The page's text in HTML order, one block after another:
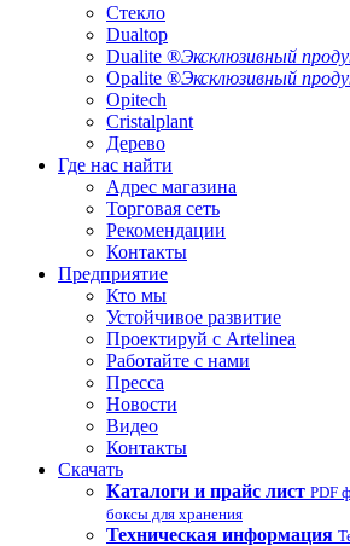
Стекло
Dualtop
Dualite ®Эксклюзивный
Opalite ®Эксклюзивный
Opitech
Cristalplant
Дерево
Где нас найти
Адрес магазина
Торговая сеть
Рекомендации
Контакты
Предприятие
Кто мы
Устойчивое развитие
Проектируй с Artelinea
Работайте с нами
Пресса
Новости
Видео
Контакты
Скачать
Каталоги и прайс лист PDF
боксы для хранения
Техническая информация